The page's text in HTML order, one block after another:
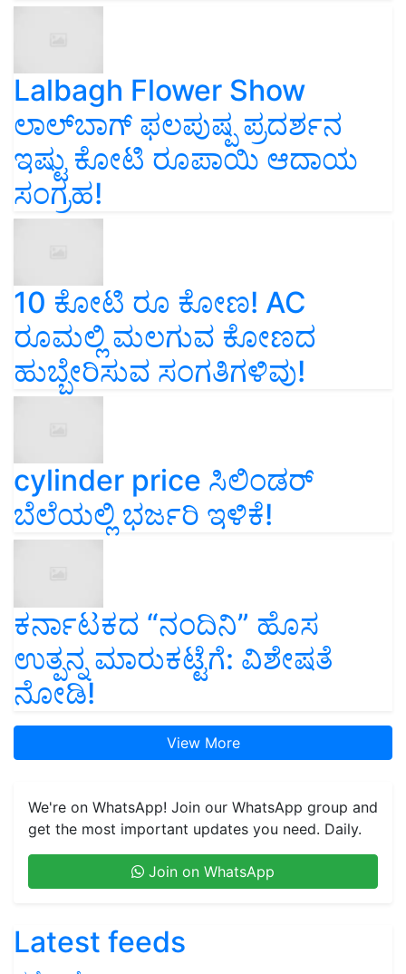
Lalbagh Flower Show
ಲಾಲ್‌ಬಾಗ್ ಫಲಪುಷ್ಪ ಪ್ರದರ್ಶನ
ಇಷ್ಟು ಕೋಟಿ ರೂಪಾಯಿ ಆದಾಯ
ಸಂಗ್ರಹ!
10 ಕೋಟಿ ರೂ ಕೋಣ! AC
ರೂಮಲ್ಲಿ ಮಲಗುವ ಕೋಣದ
ಹುಬ್ಬೇರಿಸುವ ಸಂಗತಿಗಳಿವು!
cylinder price ಸಿಲಿಂಡರ್‌
ಬೆಲೆಯಲ್ಲಿ ಭರ್ಜರಿ ಇಳಿಕೆ!
ಕರ್ನಾಟಕದ “ನಂದಿನಿ” ಹೊಸ
ಉತ್ಪನ್ನ ಮಾರುಕಟ್ಟೆಗೆ: ವಿಶೇಷತೆ
ನೋಡಿ!
View More
We're on WhatsApp! Join our WhatsApp group and
get the most important updates you need. Daily.
Join on WhatsApp
Latest feeds